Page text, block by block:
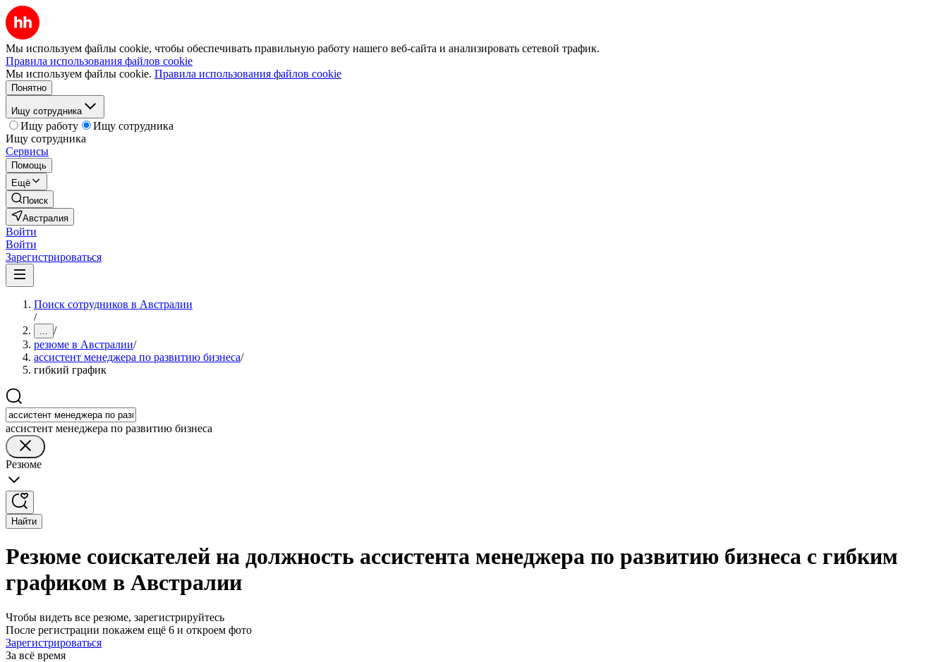
Мы используем файлы cookie, чтобы обеспечивать правильную работу нашего веб-сайта и анализировать сетевой трафик.
Правила использования файлов cookie
Мы используем файлы cookie. Правила использования файлов cookie
Понятно
Ищу сотрудника
Ищу работу
Ищу сотрудника
Ищу сотрудника
Сервисы
Помощь
Ещё
Поиск
Австралия
Войти
Войти
Зарегистрироваться
Поиск сотрудников в Австралии
/
... /
резюме в Австралии/
ассистент менеджера по развитию бизнеса/
гибкий график
ассистент менеджера по развитию бизнеса
Резюме
Найти
Резюме соискателей на должность ассистента менеджера по развитию бизнеса с гибким
графиком в Австралии
Чтобы видеть все резюме, зарегистрируйтесь
После регистрации покажем ещё 6 и откроем фото
Зарегистрироваться
За всё время